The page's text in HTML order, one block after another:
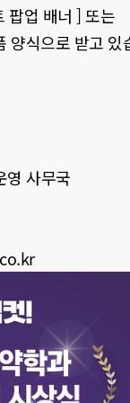
팝업 배너 ] 또는
양식으로 받고
영 사무국